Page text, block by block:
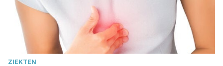
ZIEKTEN